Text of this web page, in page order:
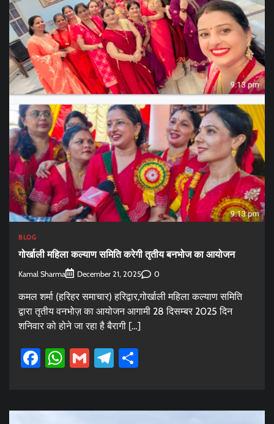
BLOG
गोर्खाली महिला कल्याण समिति करेगी तृतीय बनभोज का आयोजन
Kamal Sharma December 21, 2025 0
कमल शर्मा (हरिहर समाचार) हरिद्वार,गोर्खाली महिला कल्याण समिति
द्वारा तृतीय वनभोज़ का आयोजन आगामी 28 दिसम्बर 2025 दिन
शनिवार को होने जा रहा है बैरागी […]
Facebook
WhatsApp
GmailTelegram